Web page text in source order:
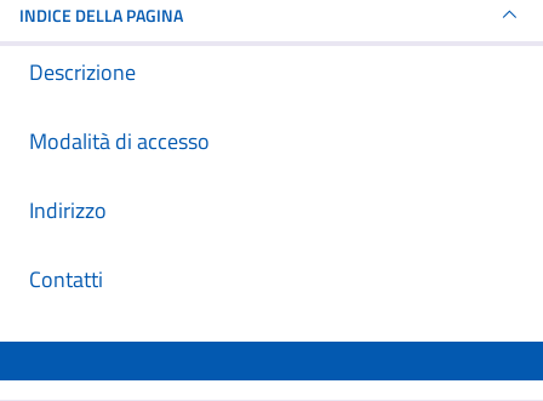
INDICE DELLA PAGINA
Descrizione
Modalità di accesso
Indirizzo
Contatti